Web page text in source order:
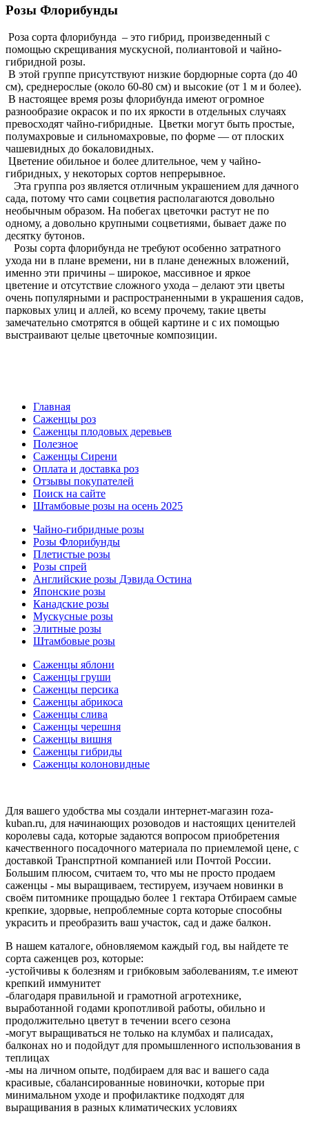
Розы Флорибунды
Роза сорта флорибунда – это гибрид, произведенный с
помощью скрещивания мускусной, полиантовой и чайно-
гибридной розы.
В этой группе присутствуют низкие бордюрные сорта (до 40
см), среднерослые (около 60-80 см) и высокие (от 1 м и более).
В настоящее время розы флорибунда имеют огромное
разнообразие окрасок и по их яркости в отдельных случаях
превосходят чайно-гибридные. Цветки могут быть простые,
полумахровые и сильномахровые, по форме — от плоских
чашевидных до бокаловидных.
Цветение обильное и более длительное, чем у чайно-
гибридных, у некоторых сортов непрерывное.
Эта группа роз является отличным украшением для дачного
сада, потому что сами соцветия располагаются довольно
необычным образом. На побегах цветочки растут не по
одному, а довольно крупными соцветиями, бывает даже по
десятку бутонов.
Розы сорта флорибунда не требуют особенно затратного
ухода ни в плане времени, ни в плане денежных вложений,
именно эти причины – широкое, массивное и яркое
цветение и отсутствие сложного ухода – делают эти цветы
очень популярными и распространенными в украшения садов,
парковых улиц и аллей, ко всему прочему, такие цветы
замечательно смотрятся в общей картине и с их помощью
выстраивают целые цветочные композиции.
Главная
Саженцы роз
Саженцы плодовых деревьев
Полезное
Саженцы Сирени
Оплата и доставка роз
Отзывы покупателей
Поиск на сайте
Штамбовые розы на осень 2025
Чайно-гибридные розы
Розы Флорибунды
Плетистые розы
Розы спрей
Английские розы Дэвида Остина
Японские розы
Канадские розы
Мускусные розы
Элитные розы
Штамбовые розы
Саженцы яблони
Саженцы груши
Саженцы персика
Саженцы абрикоса
Саженцы слива
Саженцы черешня
Саженцы вишня
Саженцы гибриды
Саженцы колоновидные
Для вашего удобства мы создали интернет-магазин roza-
kuban.ru, для начинающих розоводов и настоящих ценителей
королевы сада, которые задаются вопросом приобретения
качественного посадочного материала по приемлемой цене, с
доставкой Транспртной компанией или Почтой России.
Большим плюсом, считаем то, что мы не просто продаем
саженцы - мы выращиваем, тестируем, изучаем новинки в
своём питомнике прощадью более 1 гектара Отбираем самые
крепкие, здорвые, непроблемные сорта которые способны
украсить и преобразить ваш участок, сад и даже балкон.
В нашем каталоге, обновляемом каждый год, вы найдете те
сорта саженцев роз, которые:
-устойчивы к болезням и грибковым заболеваниям, т.е имеют
крепкий иммунитет
-благодаря правильной и грамотной агротехнике,
выработанной годами кропотливой работы, обильно и
продолжительно цветут в течении всего сезона
-могут выращиваться не только на клумбах и палисадах,
балконах но и подойдут для промышленного использования в
теплицах
-мы на личном опыте, подбираем для вас и вашего сада
красивые, сбалансированные новиночки, которые при
минимальном уходе и профилактике подходят для
выращивания в разных климатических условиях